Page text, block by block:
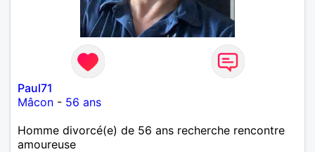
Paul71
Mâcon - 56 ans
Homme divorcé(e) de 56 ans recherche rencontre
amoureuse